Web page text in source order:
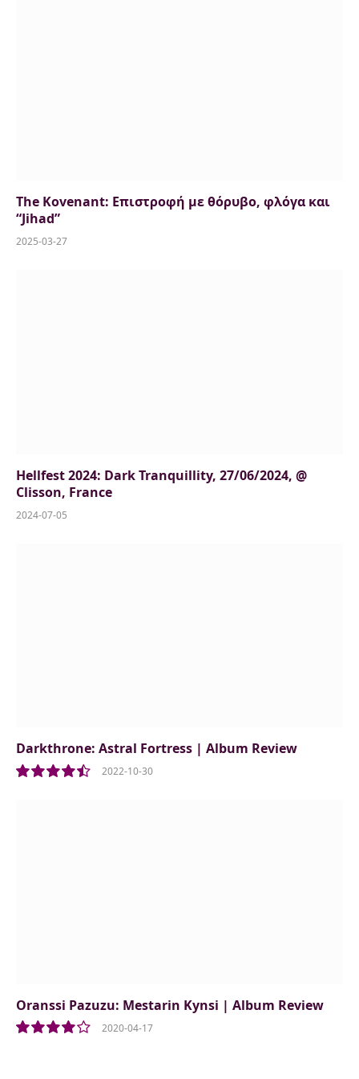
The Kovenant: Επιστροφή με θόρυβο, φλόγα και
“Jihad”
2025-03-27
Hellfest 2024: Dark Tranquillity, 27/06/2024, @
Clisson, France
2024-07-05
Darkthrone: Astral Fortress | Album Review
2022-10-30
Oranssi Pazuzu: Mestarin Kynsi | Album Review
2020-04-17